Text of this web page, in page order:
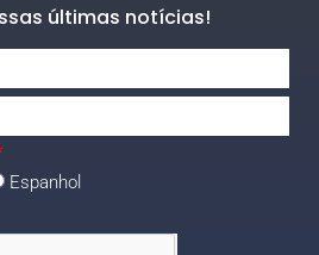
últimas notícias!
Espanhol